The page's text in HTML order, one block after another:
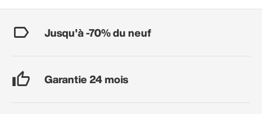
Jusqu'à -70% du neuf
Garantie 24 mois